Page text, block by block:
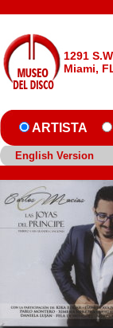
1291
Miami,
ARTISTA
English Version